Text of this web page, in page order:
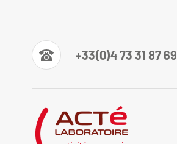
+33(0)4 73 31 87 69